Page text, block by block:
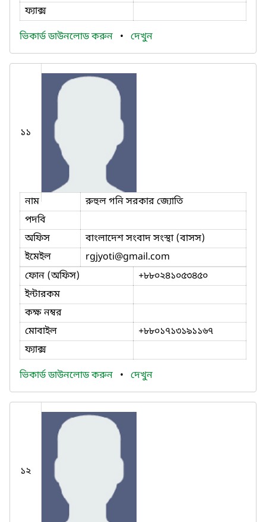
ফ্যাক্স
ভিকার্ড ডাউনলোড করুন • দেখুন
১১
নাম
রুহুল গনি সরকার জ্যোতি
পদবি
অফিস
বাংলাদেশ সংবাদ সংস্থা (বাসস)
ইমেইল
rgjyoti@gmail.com
ফোন (অফিস)
+৮৮০২৪১০৫৩৪৫০
ইন্টারকম
কক্ষ নম্বর
মোবাইল
+৮৮০১৭১৩১৯১১৬৭
ফ্যাক্স
ভিকার্ড ডাউনলোড করুন • দেখুন
১২